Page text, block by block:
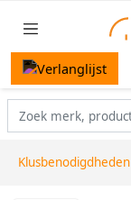
Klusbenodigdheden